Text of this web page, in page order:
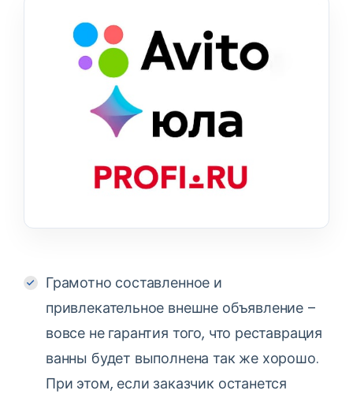
Грамотно составленное и
привлекательное внешне объявление –
вовсе не гарантия того, что реставрация
ванны будет выполнена так же хорошо.
При этом, если заказчик останется